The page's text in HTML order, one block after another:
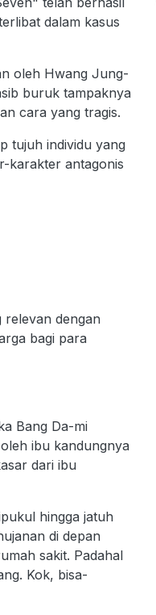
dalam kasus
oleh Hwang Jung-
buruk tampaknya
cara yang tragis.
tujuh individu yang
karakter antagonis
relevan dengan
bagi para
Bang Da-mi
ibu kandungnya
dari ibu
hingga jatuh
di depan
sakit. Padahal
Kok, bisa-